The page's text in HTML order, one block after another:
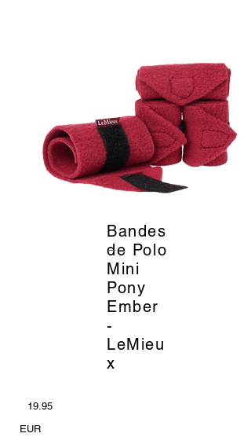
Bandes
de Polo
Mini
Pony
Ember
-
LeMieu
x
_
19.95
EUR